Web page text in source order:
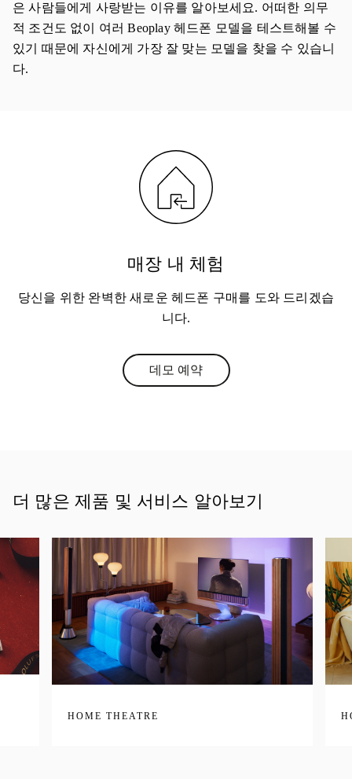
은 사람들에게 사랑받는 이유를 알아보세요. 어떠한 의무
적 조건도 없이 여러 Beoplay 헤드폰 모델을 테스트해볼 수
있기 때문에 자신에게 가장 잘 맞는 모델을 찾을 수 있습니
다.
매장 내 체험
당신을 위한 완벽한 새로운 헤드폰 구매를 도와 드리겠습
니다.
데모 예약Link Opens in New Tab
더 많은 제품 및 서비스 알아보기
HOME THEATRE